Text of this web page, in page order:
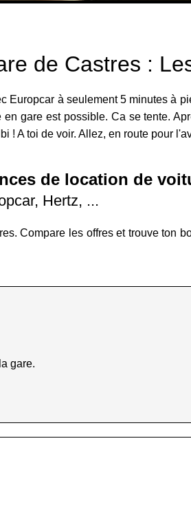
de Castres :
Europcar à seulement 5 minutes à
gare est possible. Ca se tente.
! A toi de voir. Allez, en route pour
de location de
Hertz, ...
Compare les offres et trouve ton
gare.